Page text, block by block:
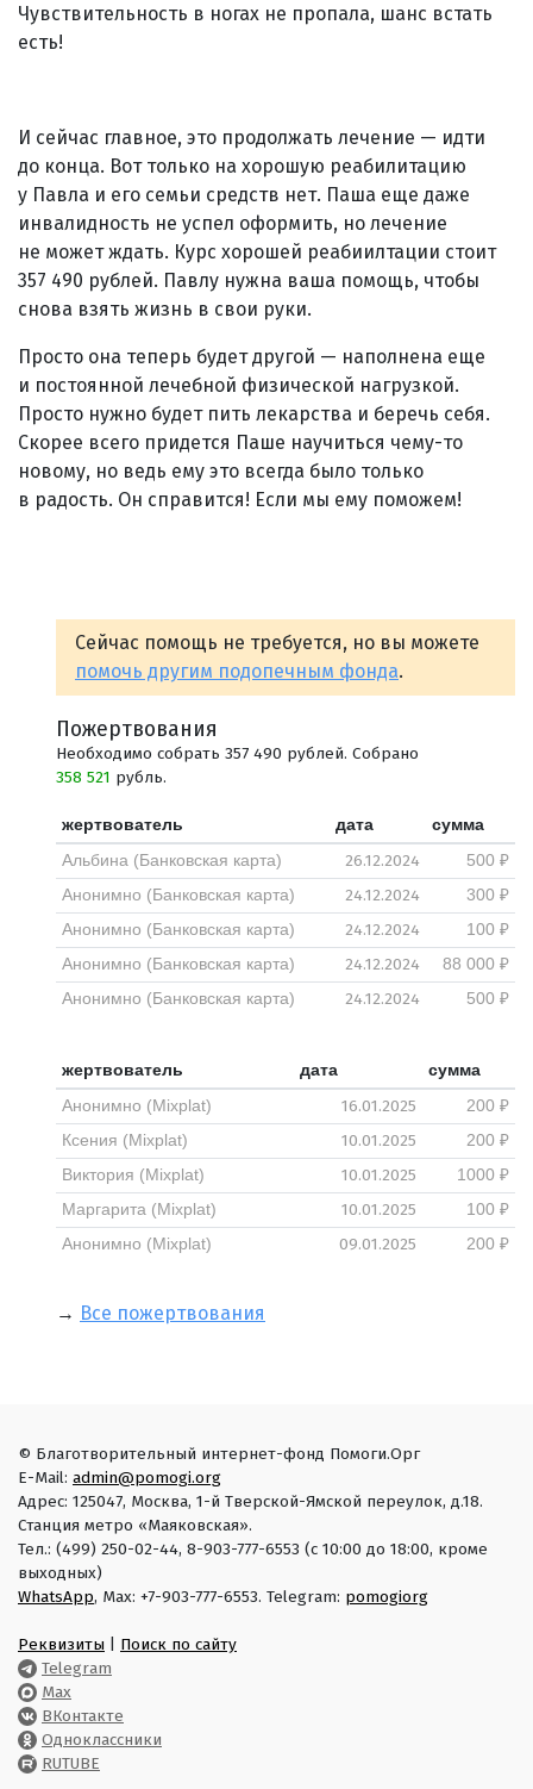
Чувствительность в ногах не пропала, шанс встать
есть!
И сейчас главное, это продолжать лечение — идти
до конца. Вот только на хорошую реабилитацию
у Павла и его семьи средств нет. Паша еще даже
инвалидность не успел оформить, но лечение
не может ждать. Курс хорошей реабиилтации стоит
357 490 рублей. Павлу нужна ваша помощь, чтобы
снова взять жизнь в свои руки.
Просто она теперь будет другой — наполнена еще
и постоянной лечебной физической нагрузкой.
Просто нужно будет пить лекарства и беречь себя.
Скорее всего придется Паше научиться чему-то
новому, но ведь ему это всегда было только
в радость. Он справится! Если мы ему поможем!
Сейчас помощь не требуется, но вы можете
помочь другим подопечным фонда.
Пожертвования
Необходимо собрать 357 490 рублей. Собрано
358 521 рубль.
жертвователь дата
сумма
Альбина (Банковская карта)
26.12.2024
500 ₽
Анонимно (Банковская карта)
24.12.2024
300 ₽
Анонимно (Банковская карта)
24.12.2024
100 ₽
Анонимно (Банковская карта)
24.12.2024
88 000 ₽
Анонимно (Банковская карта)
24.12.2024 500 ₽
жертвователь дата
сумма
Анонимно (Mixplat)
16.01.2025
200 ₽
Ксения (Mixplat)
10.01.2025
200 ₽
Виктория (Mixplat)
10.01.2025
1000 ₽
Маргарита (Mixplat)
10.01.2025
100 ₽
Анонимно (Mixplat)
09.01.2025 200 ₽
→ Все пожертвования
© Благотворительный интернет-фонд Помоги.Орг
E-Mail: admin@pomogi.org
Адрес: 125047, Москва, 1-й Тверской-Ямской переулок, д.18.
Станция метро «Маяковская».
Тел.: (499) 250-02-44, 8-903-777-6553 (с 10:00 до 18:00, кроме
выходных)
WhatsApp, Max: +7-903-777-6553. Telegram: pomogiorg
Реквизиты
Поиск по сайту
Telegram
Max
ВКонтакте
Одноклассники
RUTUBE